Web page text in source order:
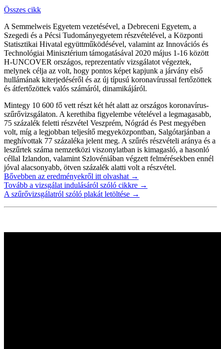
Összes cikk
A Semmelweis Egyetem vezetésével, a Debreceni Egyetem, a
Szegedi és a Pécsi Tudományegyetem részvételével, a Központi
Statisztikai Hivatal együttműködésével, valamint az Innovációs és
Technológiai Minisztérium támogatásával 2020 május 1-16 között
H-UNCOVER országos, reprezentatív vizsgálatot végeztek,
melynek célja az volt, hogy pontos képet kapjunk a járvány első
hullámának kiterjedéséről és az új típusú koronavírussal fertőzöttek
és átfertőzöttek valós számáról, dinamikájáról.
Mintegy 10 600 fő vett részt két hét alatt az országos koronavírus-
szűrővizsgálaton. A kerethiba figyelembe vételével a legmagasabb,
75 százalék feletti részvétel Veszprém, Nógrád és Pest megyében
volt, míg a legjobban teljesítő megyeközpontban, Salgótarjánban a
meghívottak 77 százaléka jelent meg. A szűrés részvételi aránya és a
leszűrtek száma nemzetközi viszonylatban is kimagasló, a hasonló
céllal Izlandon, valamint Szlovéniában végzett felmérésekben ennél
jóval alacsonyabb, ötven százalék alatti volt a részvétel.
Bővebben az eredményekről itt olvashat →
Tovább a vizsgálat indulásáról szóló cikkre →
A szűrővizsgálatról szóló plakát letöltése →